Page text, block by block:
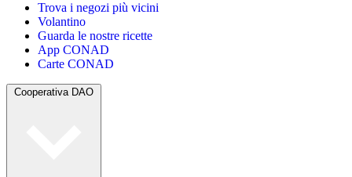
Trova i negozi più vicini
Volantino
Guarda le nostre ricette
App CONAD
Carte CONAD
Cooperativa DAO